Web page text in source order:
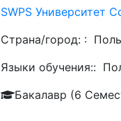
SWPS Университет
Страна/город: :
Языки обучения::
Бакалавр (6